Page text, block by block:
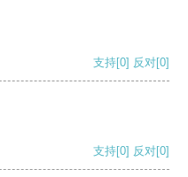
支持[0] 反对[0]
支持[0] 反对[0]